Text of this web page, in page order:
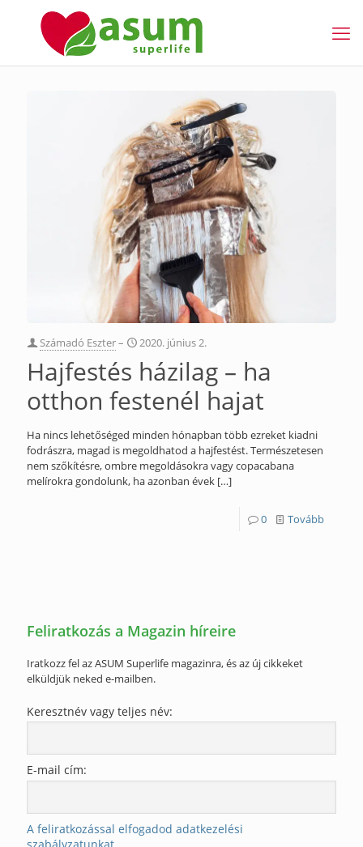
Számadó Eszter– 2020. június 2.
Hajfestés házilag – ha
otthon festenél hajat
Ha nincs lehetőséged minden hónapban több ezreket kiadni
fodrászra, magad is megoldhatod a hajfestést. Természetesen
nem szőkítésre, ombre megoldásokra vagy copacabana
melírokra gondolunk, ha azonban évek […]
0 Tovább
Feliratkozás a Magazin híreire
Iratkozz fel az ASUM Superlife magazinra, és az új cikkeket
elküldjük neked e-mailben.
Keresztnév vagy teljes név:
E-mail cím:
A feliratkozással elfogadod adatkezelési